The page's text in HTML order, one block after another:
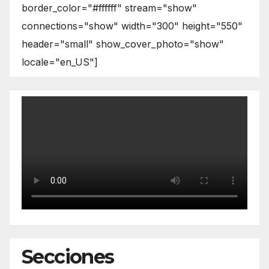
border_color="#ffffff" stream="show"
connections="show" width="300" height="550"
header="small" show_cover_photo="show"
locale="en_US"]
Secciones